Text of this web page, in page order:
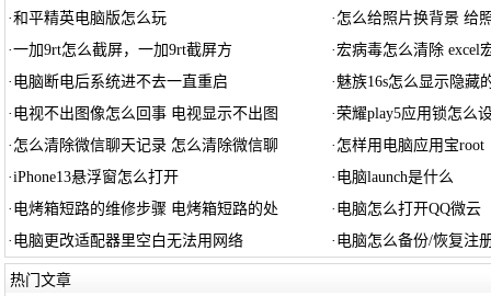
·和平精英电脑版怎么玩 · 怎么给照片换背景 给
·一加9rt怎么截屏，一加9rt截屏方 ·宏病毒怎么清除 excel
· 电脑断电后系统进不去一直重启 · 魅族16s怎么显示隐藏
· 电视不出图像怎么回事 电视显示不出图 · 荣耀play5应用锁怎么
· 怎么清除微信聊天记录 怎么清除微信聊 · 怎样用电脑应用宝root
·iPhone13悬浮窗怎么打开 · 电脑launch是什么
· 电烤箱短路的维修步骤 电烤箱短路的处 · 电脑怎么打开QQ微云
· 电脑更改适配器里空白无法用网络 · 电脑怎么备份/恢复注
热门文章